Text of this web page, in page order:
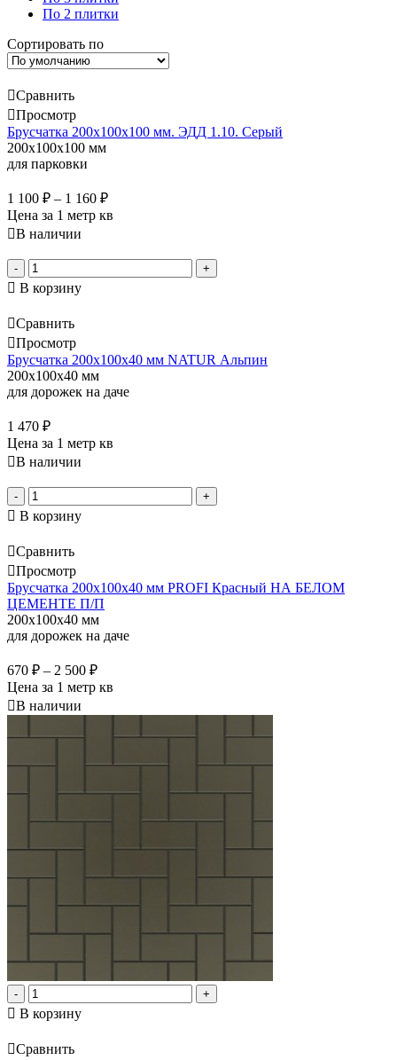
По 2 плитки
Сортировать по
Сравнить
Просмотр
Брусчатка 200х100х100 мм. ЭДД 1.10. Серый
200x100x100 мм
для парковки
1 100 ₽ – 1 160 ₽
Цена за 1 метр кв
В наличии
- +
В корзину
Сравнить
Просмотр
Брусчатка 200х100х40 мм NATUR Альпин
200x100x40 мм
для дорожек на даче
1 470 ₽
Цена за 1 метр кв
В наличии
- +
В корзину
Сравнить
Просмотр
Брусчатка 200х100х40 мм PROFI Красный НА БЕЛОМ
ЦЕМЕНТЕ П/П
200x100x40 мм
для дорожек на даче
670 ₽ – 2 500 ₽
Цена за 1 метр кв
В наличии
- +
В корзину
Сравнить